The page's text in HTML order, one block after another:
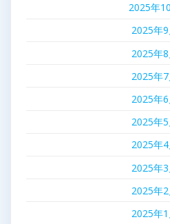
2025年
2025年9
2025年8
2025年7
2025年6
2025年5
2025年4
2025年3
2025年2
2025年1